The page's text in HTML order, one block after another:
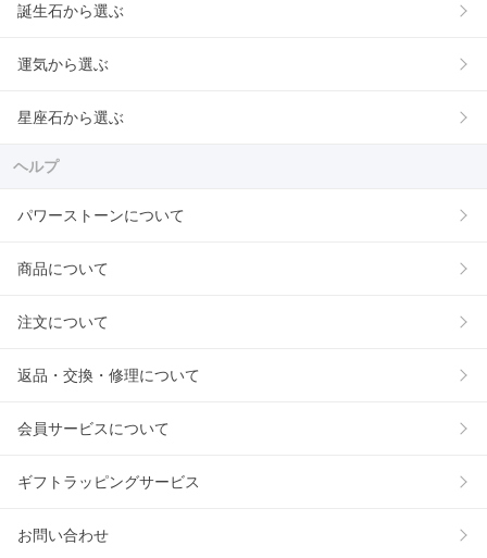
誕生石から選ぶ
運気から選ぶ
星座石から選ぶ
ヘルプ
パワーストーンについて
商品について
注文について
返品・交換・修理について
会員サービスについて
ギフトラッピングサービス
お問い合わせ